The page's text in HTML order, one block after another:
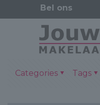
Categories Tags